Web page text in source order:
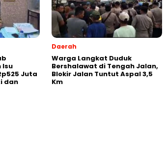
Isu
Juta
dan
Daerah
Warga Langkat Duduk
Bershalawat di Tengah Jalan,
Blokir Jalan Tuntut Aspal 3,5
Km